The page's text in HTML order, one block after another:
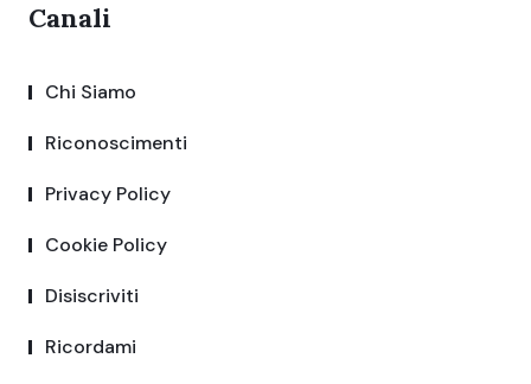
Canali
Chi Siamo
Riconoscimenti
Privacy Policy
Cookie Policy
Disiscriviti
Ricordami